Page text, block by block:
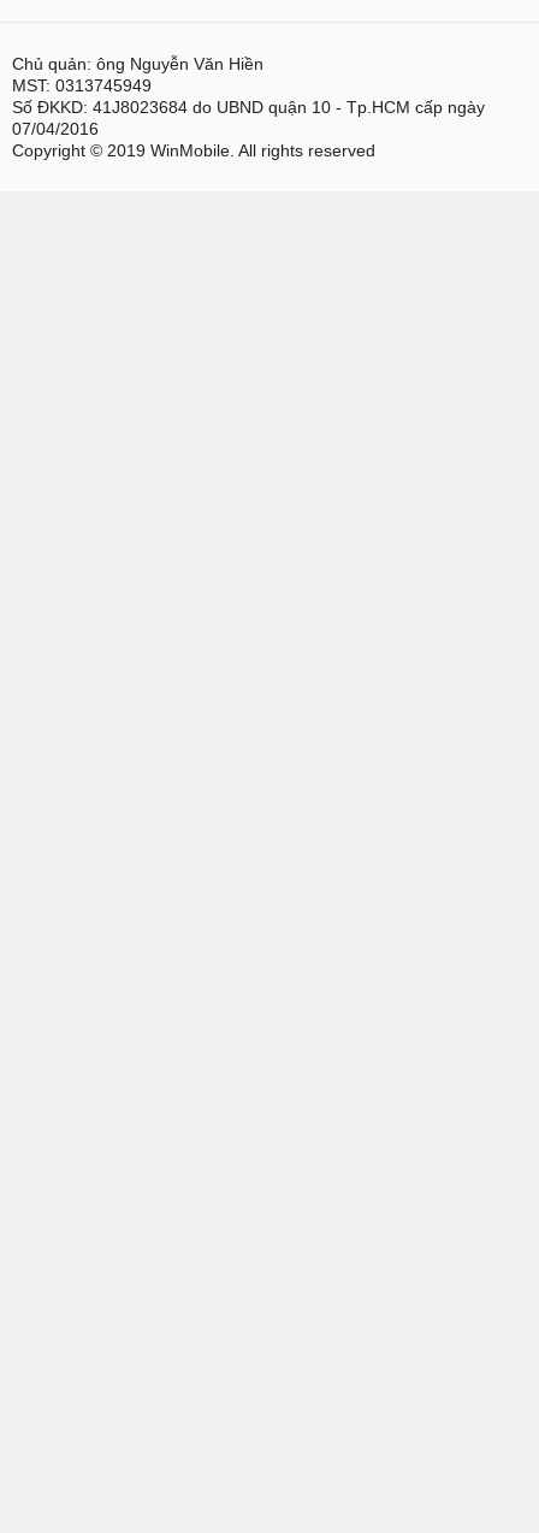
Chủ quản: ông Nguyễn Văn Hiền
MST: 0313745949
Số ĐKKD: 41J8023684 do UBND quận 10 - Tp.HCM cấp ngày
07/04/2016
Copyright © 2019 WinMobile. All rights reserved